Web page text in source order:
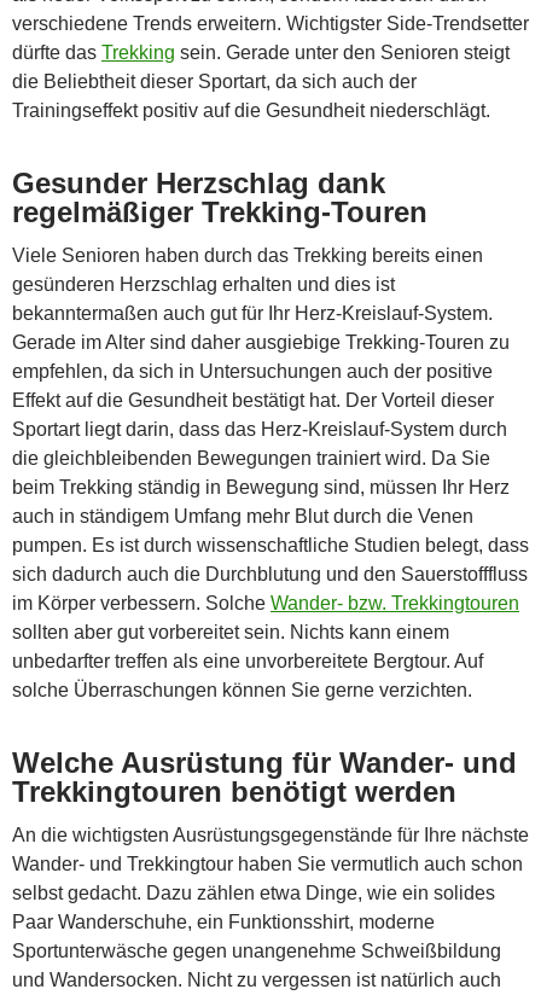
verschiedene Trends erweitern. Wichtigster Side-Trendsetter
dürfte das Trekking sein. Gerade unter den Senioren steigt
die Beliebtheit dieser Sportart, da sich auch der
Trainingseffekt positiv auf die Gesundheit niederschlägt.
Gesunder Herzschlag dank
regelmäßiger Trekking-Touren
Viele Senioren haben durch das Trekking bereits einen
gesünderen Herzschlag erhalten und dies ist
bekanntermaßen auch gut für Ihr Herz-Kreislauf-System.
Gerade im Alter sind daher ausgiebige Trekking-Touren zu
empfehlen, da sich in Untersuchungen auch der positive
Effekt auf die Gesundheit bestätigt hat. Der Vorteil dieser
Sportart liegt darin, dass das Herz-Kreislauf-System durch
die gleichbleibenden Bewegungen trainiert wird. Da Sie
beim Trekking ständig in Bewegung sind, müssen Ihr Herz
auch in ständigem Umfang mehr Blut durch die Venen
pumpen. Es ist durch wissenschaftliche Studien belegt, dass
sich dadurch auch die Durchblutung und den Sauerstofffluss
im Körper verbessern. Solche Wander- bzw. Trekkingtouren
sollten aber gut vorbereitet sein. Nichts kann einem
unbedarfter treffen als eine unvorbereitete Bergtour. Auf
solche Überraschungen können Sie gerne verzichten.
Welche Ausrüstung für Wander- und
Trekkingtouren benötigt werden
An die wichtigsten Ausrüstungsgegenstände für Ihre nächste
Wander- und Trekkingtour haben Sie vermutlich auch schon
selbst gedacht. Dazu zählen etwa Dinge, wie ein solides
Paar Wanderschuhe, ein Funktionsshirt, moderne
Sportunterwäsche gegen unangenehme Schweißbildung
und Wandersocken. Nicht zu vergessen ist natürlich auch